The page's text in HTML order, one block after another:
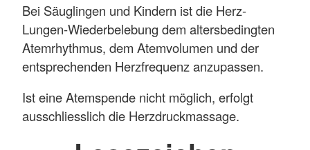
Bei Säuglingen und Kindern ist die Herz-
Lungen-Wiederbelebung dem altersbedingten
Atemrhythmus, dem Atemvolumen und der
entsprechenden Herzfrequenz anzupassen.
Ist eine Atemspende nicht möglich, erfolgt
ausschliesslich die Herzdruckmassage.